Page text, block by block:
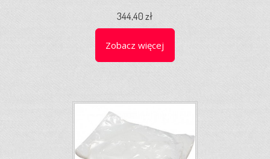
344,40 zł
Zobacz więcej